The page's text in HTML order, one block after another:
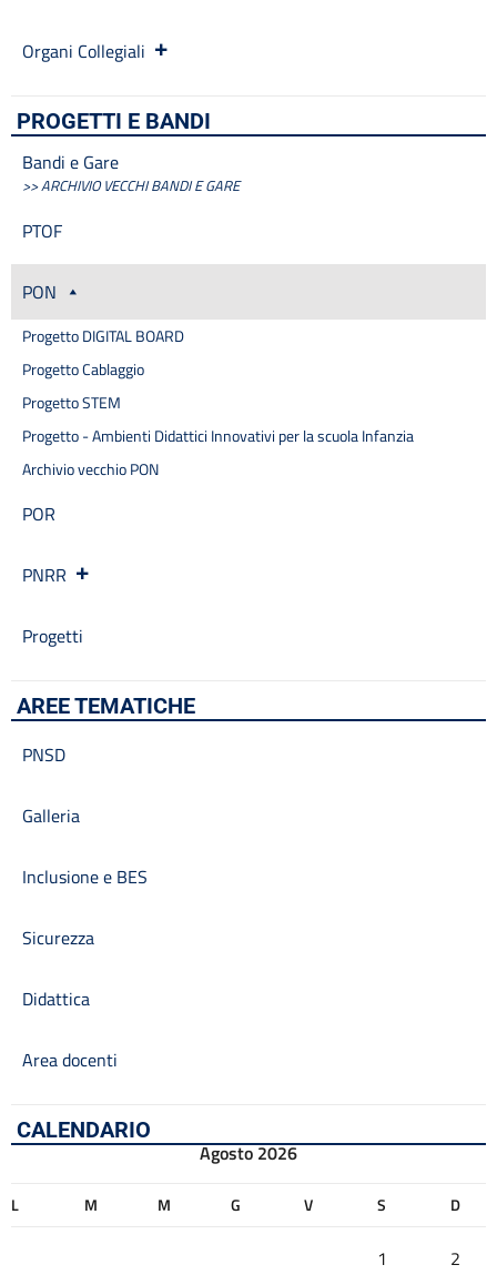
Progetti Piano Triennale dell’Offerta Formativa
Quadri orario
Rassegna stampa
Regolamenti
Sanzioni per mancata comunicazione dei dati
Segreteria
Servizio di assistenza psicologica per emergenza Covid-19
Tassi di assenza
Telefono e posta elettronica
Cerca
Organi Collegiali
PROGETTI E BANDI
Bandi e Gare
>> ARCHIVIO VECCHI BANDI E GARE
PTOF
PON
Progetto DIGITAL BOARD
Progetto Cablaggio
Progetto STEM
Progetto - Ambienti Didattici Innovativi per la scuola Infanzia
Archivio vecchio PON
POR
PNRR
Progetti
AREE TEMATICHE
PNSD
Galleria
Inclusione e BES
Sicurezza
Didattica
Area docenti
CALENDARIO
Agosto 2026
L M M G V S D
1 2